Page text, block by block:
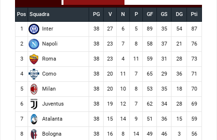
Pos Squadra PG V N P GF GS DG Pti
1 Inter 38 27 6 5 89 35 54 87
2 Napoli 38 23 7 8 58 37 21 76
3 Roma 38 23 4 11 59 31 28 73
4 Como 38 20 11 7 65 29 36 71
5 Milan 38 20 10 8 53 35 18 70
6 Juventus 38 19 12 7 62 34 28 69
7 Atalanta 38 15 14 9 51 36 15 59
8 Bologna 38 16 8 14 49 46 3 56